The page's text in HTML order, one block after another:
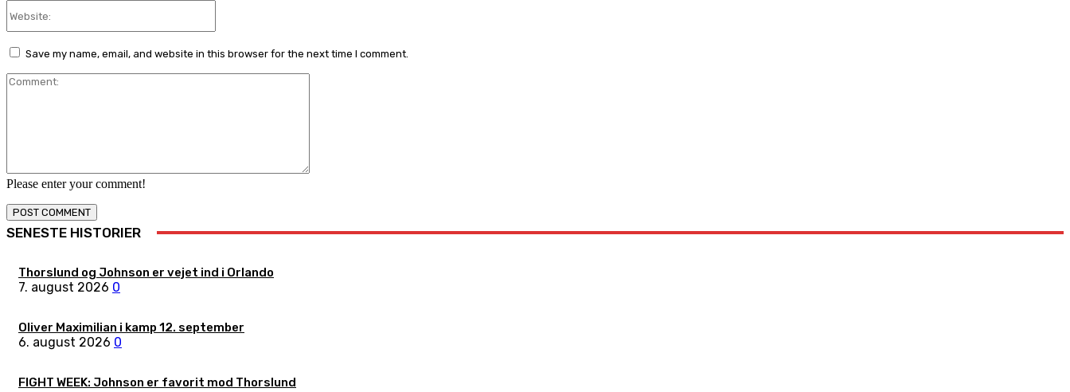
Please enter your comment!
Save my name, email, and website in this browser for the next time I comment.
SENESTE HISTORIER
Thorslund og Johnson er vejet ind i Orlando
7. august 2026 0
Oliver Maximilian i kamp 12. september
6. august 2026 0
FIGHT WEEK: Johnson er favorit mod Thorslund